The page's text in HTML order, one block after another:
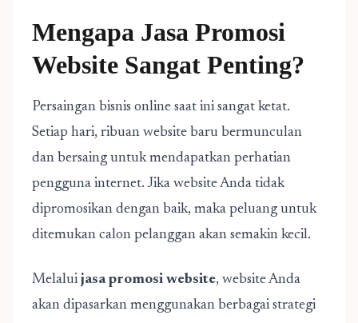
Mengapa Jasa Promosi
Website Sangat Penting?
Persaingan bisnis online saat ini sangat ketat.
Setiap hari, ribuan website baru bermunculan
dan bersaing untuk mendapatkan perhatian
pengguna internet. Jika website Anda tidak
dipromosikan dengan baik, maka peluang untuk
ditemukan calon pelanggan akan semakin kecil.
Melalui jasa promosi website, website Anda
akan dipasarkan menggunakan berbagai strategi